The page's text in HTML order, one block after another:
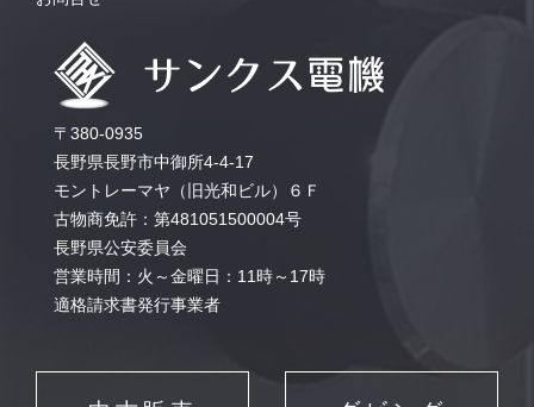
〒380-0935
長野県長野市中御所4-4-17
モントレーマヤ（旧光和ビル）６Ｆ
古物商免許：第481051500004号
長野県公安委員会
営業時間：火～金曜日：11時～17時
適格請求書発行事業者